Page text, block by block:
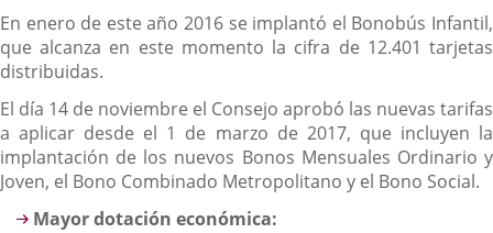
En enero de este año 2016 se implantó el Bonobús Infantil,
que alcanza en este momento la cifra de 12.401 tarjetas
distribuidas.
El día 14 de noviembre el Consejo aprobó las nuevas tarifas
a aplicar desde el 1 de marzo de 2017, que incluyen la
implantación de los nuevos Bonos Mensuales Ordinario y
Joven, el Bono Combinado Metropolitano y el Bono Social.
Mayor dotación económica: